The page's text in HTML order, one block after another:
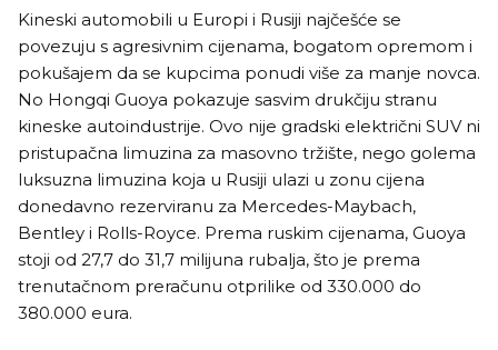
Kineski automobili u Europi i Rusiji najčešće se
povezuju s agresivnim cijenama, bogatom opremom i
pokušajem da se kupcima ponudi više za manje novca.
No Hongqi Guoya pokazuje sasvim drukčiju stranu
kineske autoindustrije. Ovo nije gradski električni SUV ni
pristupačna limuzina za masovno tržište, nego golema
luksuzna limuzina koja u Rusiji ulazi u zonu cijena
donedavno rezerviranu za Mercedes-Maybach,
Bentley i Rolls-Royce. Prema ruskim cijenama, Guoya
stoji od 27,7 do 31,7 milijuna rubalja, što je prema
trenutačnom preračunu otprilike od 330.000 do
380.000 eura.